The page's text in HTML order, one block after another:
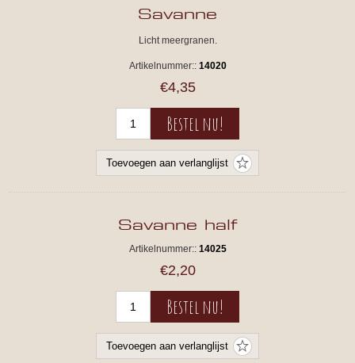
Savanne
Licht meergranen.
Artikelnummer:: 14020
€4,35
Savanne half
Artikelnummer:: 14025
€2,20